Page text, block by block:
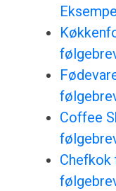
Coffee
Chefkok